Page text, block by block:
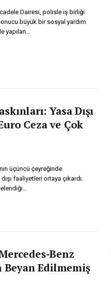
Dairesi, polisle iş birliği
büyük bir sosyal yardım
yapılan…
Yasa Dışı
Ceza ve Çok
üçüncü çeyreğinde
faaliyetleri ortaya çıkardı.
Benz
Beyan Edilmemiş